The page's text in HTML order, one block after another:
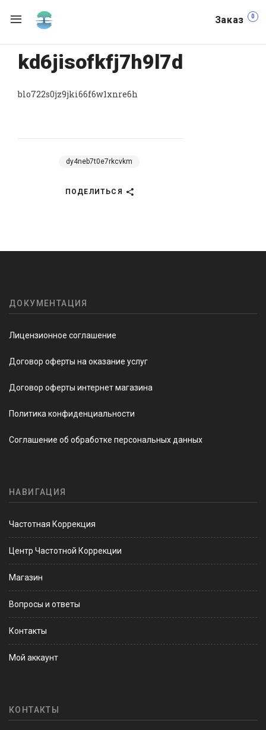
Заказ 0
kd6jisofkfj7h9l7d
blo722s0jz9jki66f6w1xnre6h
dy4neb7t0e7rkcvkm
ПОДЕЛИТЬСЯ
ДОКУМЕНТАЦИЯ
Лицензионное соглашение
Договор оферты на оказание услуг
Договор оферты интернет магазина
Политика конфиденциальности
Соглашение об обработке персональных данных
НАВИГАЦИЯ
Частотная Коррекция
Центр Частотной Коррекции
Магазин
Вопросы и ответы
Контакты
Мой аккаунт
КОНТАКТЫ